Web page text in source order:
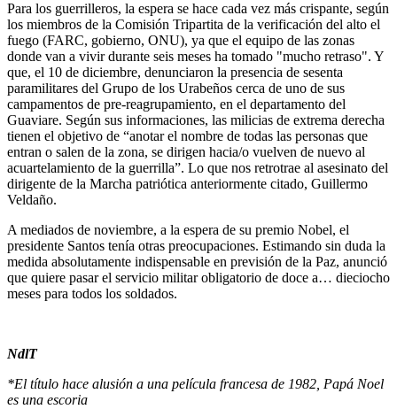
Para los guerrilleros, la espera se hace cada vez más crispante, según
los miembros de la Comisión Tripartita de la verificación del alto el
fuego (FARC, gobierno, ONU), ya que el equipo de las zonas
donde van a vivir durante seis meses ha tomado "mucho retraso". Y
que, el 10 de diciembre, denunciaron la presencia de sesenta
paramilitares del Grupo de los Urabeños cerca de uno de sus
campamentos de pre-reagrupamiento, en el departamento del
Guaviare. Según sus informaciones, las milicias de extrema derecha
tienen el objetivo de “anotar el nombre de todas las personas que
entran o salen de la zona, se dirigen hacia/o vuelven de nuevo al
acuartelamiento de la guerrilla”. Lo que nos retrotrae al asesinato del
dirigente de la Marcha patriótica anteriormente citado, Guillermo
Veldaño.
A mediados de noviembre, a la espera de su premio Nobel, el
presidente Santos tenía otras preocupaciones. Estimando sin duda la
medida absolutamente indispensable en previsión de la Paz, anunció
que quiere pasar el servicio militar obligatorio de doce a… dieciocho
meses para todos los soldados.
NdlT
*El título hace alusión a una película francesa de 1982, Papá Noel
es una escoria